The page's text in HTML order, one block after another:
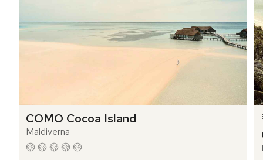
COMO Cocoa Island
Maldiverna